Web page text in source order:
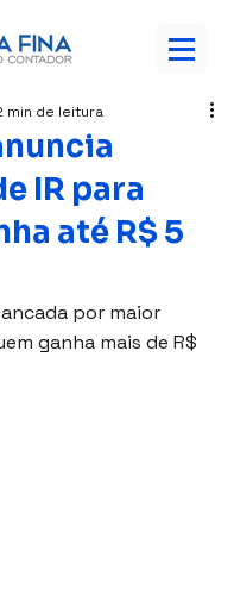
IR para
até R$ 5
min de leitura
por maior
ganha mais de R$